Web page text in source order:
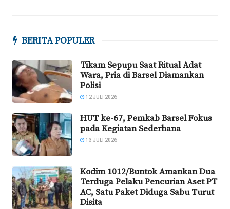
BERITA POPULER
Tikam Sepupu Saat Ritual Adat
Wara, Pria di Barsel Diamankan
Polisi
12 JULI 2026
HUT ke-67, Pemkab Barsel Fokus
pada Kegiatan Sederhana
13 JULI 2026
Kodim 1012/Buntok Amankan Dua
Terduga Pelaku Pencurian Aset PT
AC, Satu Paket Diduga Sabu Turut
Disita